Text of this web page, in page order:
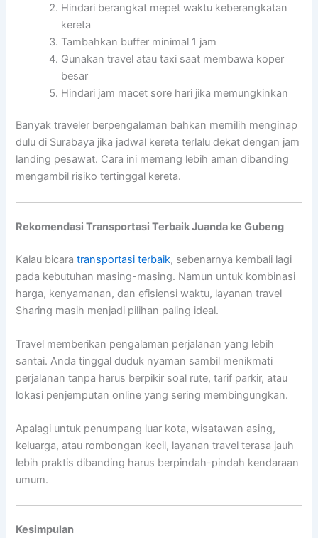
Hindari berangkat mepet waktu keberangkatan
kereta
Tambahkan buffer minimal 1 jam
Gunakan travel atau taxi saat membawa koper
besar
Hindari jam macet sore hari jika memungkinkan
Banyak traveler berpengalaman bahkan memilih menginap
dulu di Surabaya jika jadwal kereta terlalu dekat dengan jam
landing pesawat. Cara ini memang lebih aman dibanding
mengambil risiko tertinggal kereta.
Rekomendasi Transportasi Terbaik Juanda ke Gubeng
Kalau bicaratransportasi terbaik, sebenarnya kembali lagi
pada kebutuhan masing-masing. Namun untuk kombinasi
harga, kenyamanan, dan efisiensi waktu, layanan travel
Sharing masih menjadi pilihan paling ideal.
Travel memberikan pengalaman perjalanan yang lebih
santai. Anda tinggal duduk nyaman sambil menikmati
perjalanan tanpa harus berpikir soal rute, tarif parkir, atau
lokasi penjemputan online yang sering membingungkan.
Apalagi untuk penumpang luar kota, wisatawan asing,
keluarga, atau rombongan kecil, layanan travel terasa jauh
lebih praktis dibanding harus berpindah-pindah kendaraan
umum.
Kesimpulan